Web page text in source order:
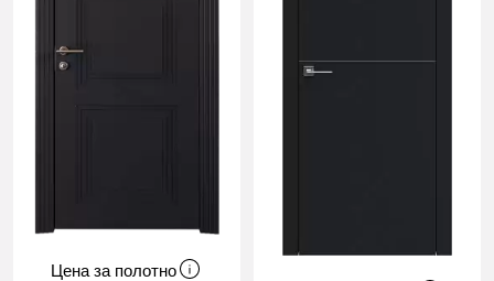
Цена за полотно